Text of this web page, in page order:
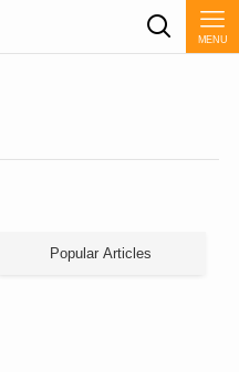
MENU
Popular Articles